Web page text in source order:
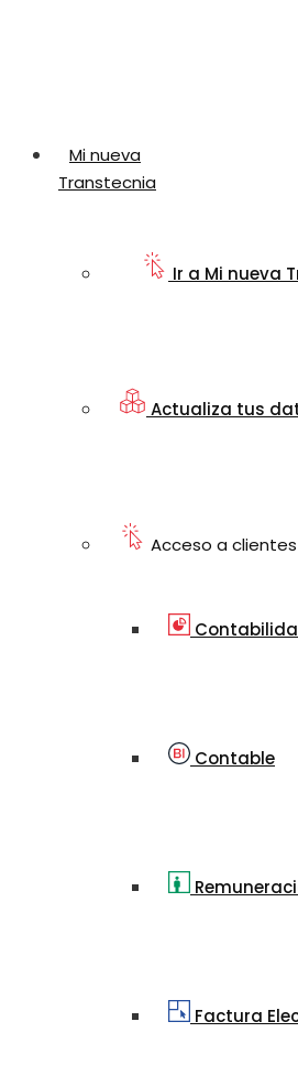
Mi nueva
Transtecnia
Ir a Mi nueva
Actualiza tus
Acceso a clientes
Contable
Factura